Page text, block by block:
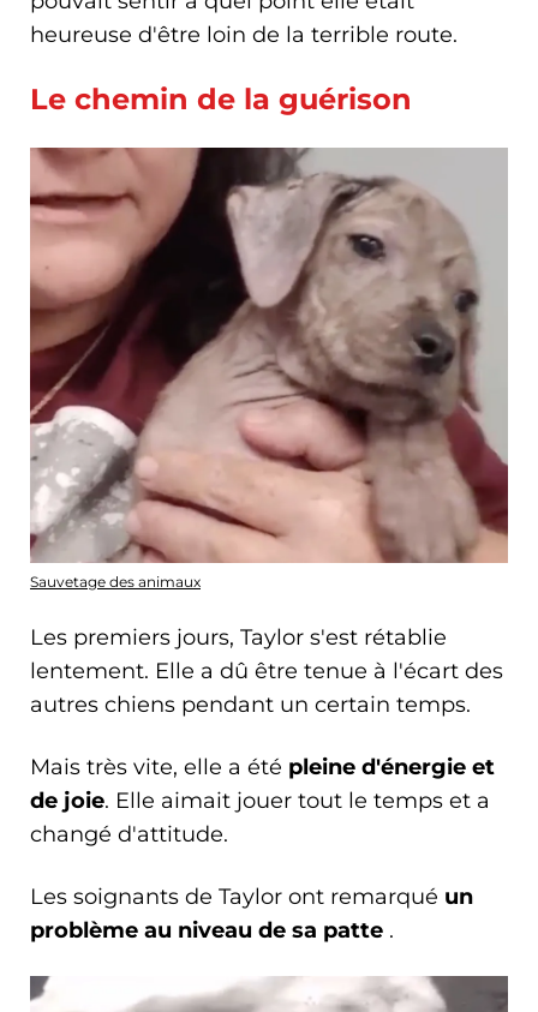
heureuse d'être loin de la terrible route.
Le chemin de la guérison
Sauvetage des animaux
Les premiers jours, Taylor s'est rétablie
lentement. Elle a dû être tenue à l'écart des
autres chiens pendant un certain temps.
Mais très vite, elle a été pleine d'énergie et
de joie. Elle aimait jouer tout le temps et a
changé d'attitude.
Les soignants de Taylor ont remarqué un
problème au niveau de sa patte .